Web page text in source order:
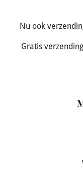
Nu ook
Gratis